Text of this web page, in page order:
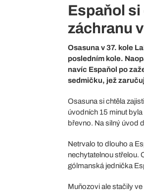
Espaňol
záchranu
Osasuna v 37. kole
posledním kole.
navíc Espaňol po
sedmičku, jež
Osasuna si chtěla
úvodních 15 minut
břevno. Na silný úvod
Netrvalo to dlouho a
nechytatelnou střelou.
gólmanská jednička
Muñozovi ale stačily